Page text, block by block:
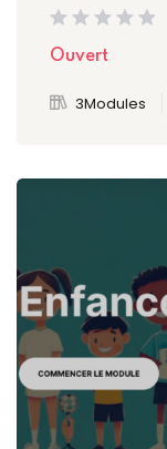
Ouvert
3Modules